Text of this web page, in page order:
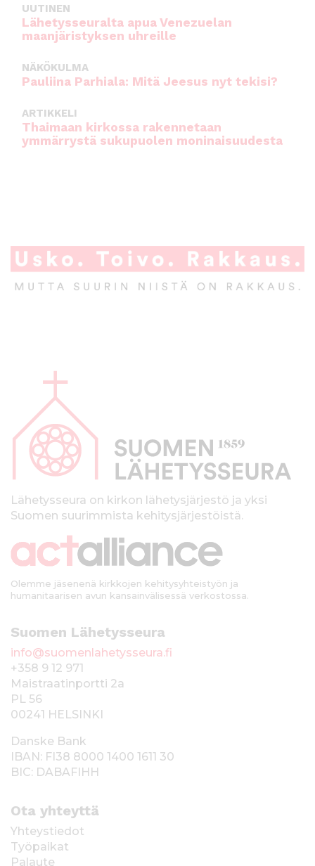
UUTINEN
Lähetysseuralta apua Venezuelan
maanjäristyksen uhreille
NÄKÖKULMA
Pauliina Parhiala: Mitä Jeesus nyt tekisi?
ARTIKKELI
Thaimaan kirkossa rakennetaan
ymmärrystä sukupuolen moninaisuudesta
p
kLähetysseura on kirkon lähetysjärjestö ja yksi
Suomen suurimmista kehitysjärjestöistä.
Olemme jäsenenä kirkkojen kehitysyhteistyön ja
humanitaarisen avun kansainvälisessä verkostossa.
Suomen Lähetysseura
info@suomenlahetysseura.fi
+358 9 12 971
Maistraatinportti 2a
PL 56
00241 HELSINKI
Danske Bank
IBAN: FI38 8000 1400 1611 30
BIC: DABAFIHH
Ota yhteyttä
Yhteystiedot
Työpaikat
Palaute